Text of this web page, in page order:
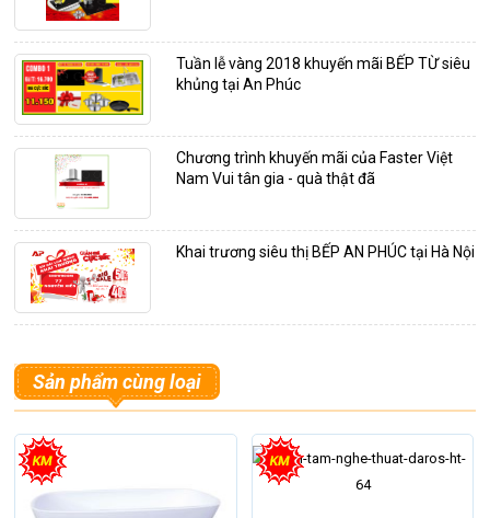
Tuần lễ vàng 2018 khuyến mãi BẾP TỪ siêu
khủng tại An Phúc
Chương trình khuyến mãi của Faster Việt
Nam Vui tân gia - quà thật đã
Khai trương siêu thị BẾP AN PHÚC tại Hà Nội
Sản phẩm cùng loại